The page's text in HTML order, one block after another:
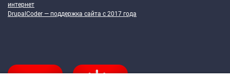
интернет
DrupalCoder — поддержка сайта c 2017 года